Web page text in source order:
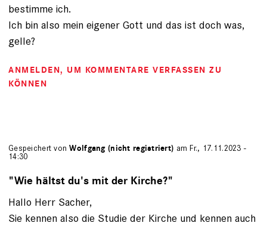
bestimme ich.
Ich bin also mein eigener Gott und das ist doch was,
gelle?
ANMELDEN, UM KOMMENTARE VERFASSEN ZU
KÖNNEN
Gespeichert vonWolfgang (nicht registriert) am Fr., 17.11.2023 -
14:30
"Wie hältst du's mit der Kirche?"
Hallo Herr Sacher,
Sie kennen also die Studie der Kirche und kennen auch